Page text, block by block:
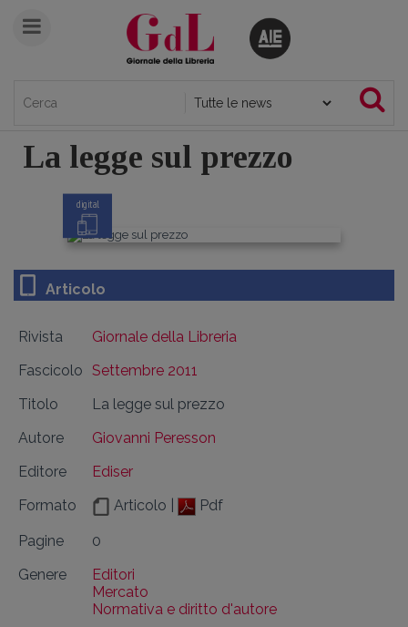
La legge sul prezzo
digital
Articolo
Rivista
Giornale della Libreria
Fascicolo Settembre 2011
Titolo
La legge sul prezzo
Autore
Giovanni Peresson
Editore
Ediser
Formato
Articolo | Pdf
Pagine
0
Genere
Editori
Mercato
Normativa e diritto d'autore